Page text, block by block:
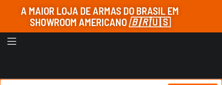
A MAIOR LOJA DE ARMAS DO BRASIL EM
SHOWROOM AMERICANO🇧🇷🇺🇸